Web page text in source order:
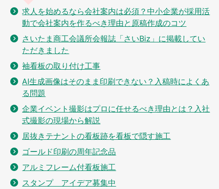
求人を始めるなら会社案内は必須？中小企業が採用活
動で会社案内を作るべき理由と原稿作成のコツ
さいたま商工会議所会報誌「さいBiz」に掲載してい
ただきました
袖看板の取り付け工事
AI生成画像はそのまま印刷できない？入稿時によくあ
る問題
企業イベント撮影はプロに任せるべき理由とは？入社
式撮影の現場から解説
居抜きテナントの看板跡を看板で隠す施工
ゴールド印刷の周年記念品
アルミフレーム付看板施工
スタンプ アイデア募集中